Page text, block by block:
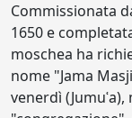
Commissionata
1650 e
moschea ha
nome "Jama
venerdì